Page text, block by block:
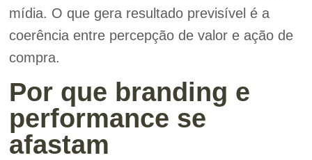
mídia. O que gera resultado previsível é a
coerência entre percepção de valor e ação de
compra.
Por que branding e
performance se
afastam